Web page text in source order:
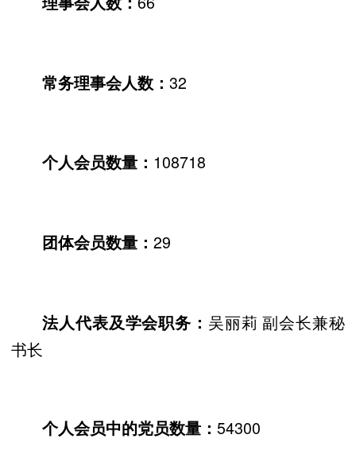
常务理事会人数：32
个人会员数量： 108718
团体会员数量：29
法人代表及学会职务： 吴丽莉 副会长兼秘
书长
个人会员中的党员数量：54300